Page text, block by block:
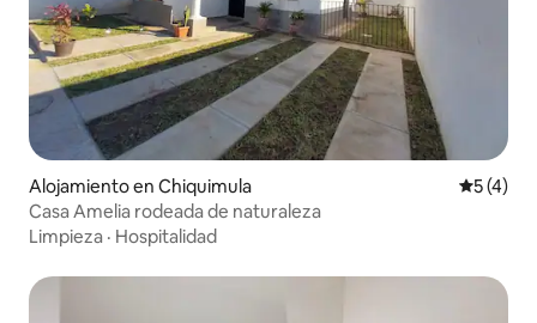
Alojamiento en Chiquimula
5 (4)
Casa Amelia rodeada de naturaleza
Limpieza · Hospitalidad